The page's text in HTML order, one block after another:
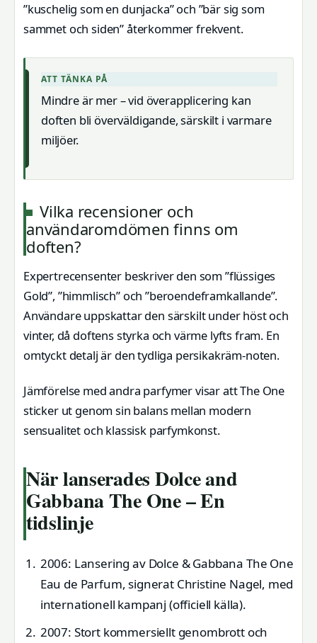
”kuschelig som en dunjacka” och ”bär sig som
sammet och siden” återkommer frekvent.
ATT TÄNKA PÅ
Mindre är mer – vid överapplicering kan
doften bli överväldigande, särskilt i varmare
miljöer.
Vilka recensioner och
användaromdömen finns om
doften?
Expertrecensenter beskriver den som ”flüssiges
Gold”, ”himmlisch” och ”beroendeframkallande”.
Användare uppskattar den särskilt under höst och
vinter, då doftens styrka och värme lyfts fram. En
omtyckt detalj är den tydliga persikakräm-noten.
Jämförelse med andra parfymer visar att The One
sticker ut genom sin balans mellan modern
sensualitet och klassisk parfymkonst.
När lanserades Dolce and
Gabbana The One – En
tidslinje
2006: Lansering av Dolce & Gabbana The One
Eau de Parfum, signerat Christine Nagel, med
internationell kampanj (officiell källa).
2007: Stort kommersiellt genombrott och